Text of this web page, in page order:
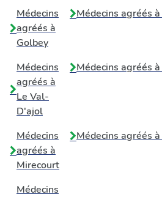
Médecins
agréés à
Golbey
Médecins agréés à
Médecins
agréés à
Le Val-
D'ajol
Médecins agréés à
Médecins
agréés à
Mirecourt
Médecins agréés à
Médecins